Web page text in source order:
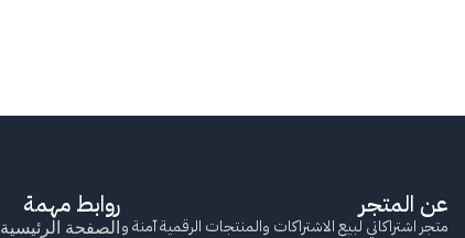
عن المتجر
متجر اشتراكاتي لبيع الاشتراكات والمنتجات الرقمية آمنة و
روابط مهمة
الصفحة الرئيسية